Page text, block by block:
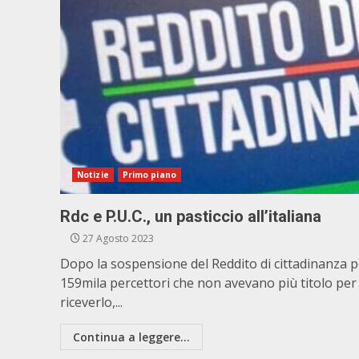
Notizie Primo piano
Rdc e P.U.C., un pasticcio all’italiana
27 Agosto 2023
Dopo la sospensione del Reddito di cittadinanza
159mila percettori che non avevano più titolo per
riceverlo,...
Continua a leggere...